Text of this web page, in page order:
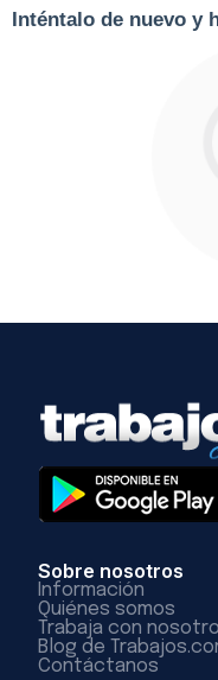
Inténtalo de nuevo y
Sobre nosotros
Información
Quiénes somos
Trabaja con
Blog de
Contáctanos